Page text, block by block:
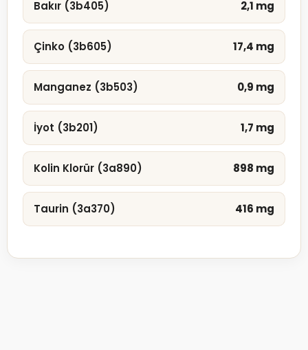
Bakır (3b405) 2,1 mg
Çinko (3b605) 17,4 mg
Manganez (3b503) 0,9 mg
İyot (3b201) 1,7 mg
Kolin Klorür (3a890) 898 mg
Taurin (3a370) 416 mg